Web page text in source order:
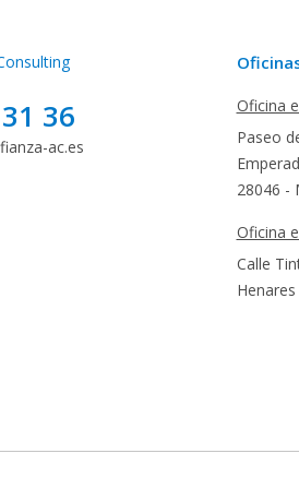
36
ac.es
Oficina
Paseo
28046 -
Oficina
Calle